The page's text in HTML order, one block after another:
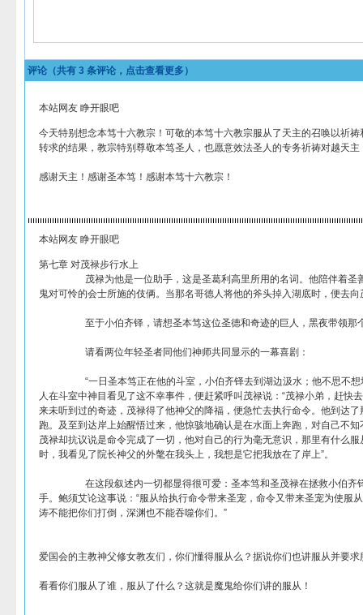
评论（共有 3 条评论，点击查看更多）
本站网友 睁开眼吧
今天特别想念本笃十六教宗！可敬的本笃十六教宗服从了天主的召唤以祈
转求的结果，教宗特别尊敬本笃圣人，也愿意效法圣人的专务祈祷对越天
感谢天主！感谢圣本笃！感谢本笃十六教宗！
本站网友 睁开眼吧
第七章 对茂禄步行水上
茂禄为他是一位助手，这是圣葛利高里所用的名词。他陪伴着圣善的
鬼对可怜的会士所施的伎俩。当那名哥德人将他的斧头掉入湖底时，便去
至于小伯齐铎，请想圣本笃这位圣德和奇迹的巨人，黑夜带领那个
请看两位年轻圣者同他们神师共同显示的一幕喜剧：
“一日圣本笃正在他的斗室，小伯齐铎去到湖边汲水；他不思不想地
人在斗室中神目看见了这不幸事件，便赶紧呼叫茂禄说：“茂禄小弟，赶
来未听到过的奇迹，茂禄得了他神父的降福，便急忙去执行命令。他到达
跑。及至到达岸上始醒悟过来，他惊骇地确认是在水面上奔跑，对自己不
茂禄却抗议说是命令完成了一切，他对自己的行为毫无意识，那里有什么
时，我看见了院长神父的外氅在我头上，我想是它把我放在了岸上”。
在这段叙述内一切都显得很可爱：圣本笃和圣茂禄在拯救小伯齐铎的
手。鲍须艾论这事说：“服从给执行命令带来圣宠，命令又带来圣宠为使
涛不能把你们打倒，深渊也不能吞噬你们。”
爱国会的主教神父修女教友们，你们懂得服从么？据说你们也讲服从并要
看看你们服从了谁，服从了什么？这就是魔鬼给你们讲的服从！